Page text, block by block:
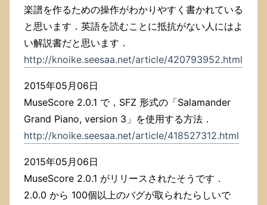
楽譜を作るための操作がわかりやすく書かれている
と思います．英語を読むことに抵抗がない人にはよ
い解説書だと思います．
http://knoike.seesaa.net/article/420793952.html
2015年05月06日
MuseScore 2.0.1 で，SFZ 形式の「Salamander
Grand Piano, version 3」を使用する方法．
http://knoike.seesaa.net/article/418527312.html
2015年05月06日
MuseScore 2.0.1 がリリースされたそうです．
2.0.0 から 100個以上のバグが取られたらしいで